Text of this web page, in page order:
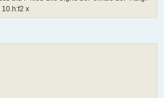
10.h:f2 x